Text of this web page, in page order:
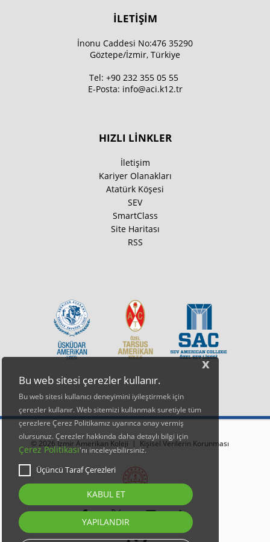
x
Bu web sitesi çerezler kullanır.
Bu web sitesi kullanıcı deneyimini iyileştirmek için
çerezler kullanır. Web sitemizi kullanmak suretiyle tüm
çerezlere Çerez Politikamız uyarınca onay vermiş
olursunuz. Çerezler hakkında daha detaylı bilgi için
Çerez Politikası'nı inceleyebilirsiniz.
Üçüncü Taraf Çerezleri
KABUL ET
YAPILANDIR
İLETİŞİM
İnonu Caddesi No:476 35290
Göztepe/İzmir, Türkiye
Tel: +90 232 355 05 55
E-Posta: info@aci.k12.tr
HIZLI LİNKLER
İletişim
Kariyer Olanakları
Atatürk Köşesi
SEV
SmartClass
Site Haritası
RSS
© 2026 İzmir Amerikan Koleji | Kişisel Verilerin Korunması